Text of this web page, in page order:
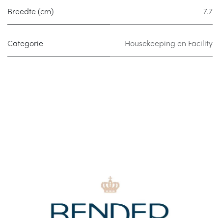
Breedte (cm) 7.7
Categorie Housekeeping en Facility